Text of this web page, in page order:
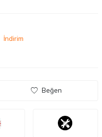
İndirim
Beğen